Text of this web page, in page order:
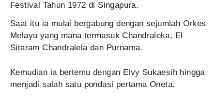
Festival Tahun 1972 di Singapura.
Saat itu ia mulai bergabung dengan sejumlah Orkes
Melayu yang mana termasuk Chandraleka, El
Sitaram Chandralela dan Purnama.
Kemudian ia bertemu dengan Elvy Sukaesih hingga
menjadi salah satu pondasi pertama Oneta.